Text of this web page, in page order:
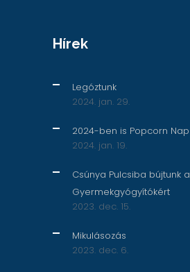
Hírek
Legóztunk
2024. jan. 29.
2024-ben is Popcorn Nap
2024. jan. 19.
Csúnya Pulcsiba bújtunk a
Gyermekgyógyítókért
2023. dec. 15.
Mikulásozás
2023. dec. 6.